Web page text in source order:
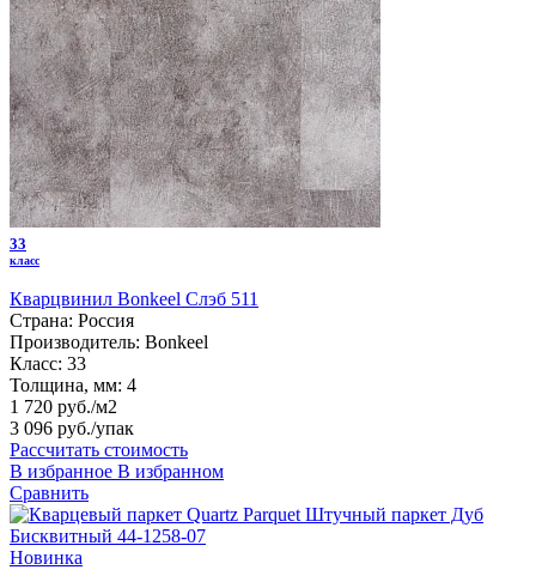
33
класс
Кварцвинил Bonkeel Слэб 511
Страна: Россия
Производитель: Bonkeel
Класс: 33
Толщина, мм: 4
1 720 руб./м2
3 096 руб./упак
Рассчитать стоимость
В избранное В избранном
Сравнить
Новинка